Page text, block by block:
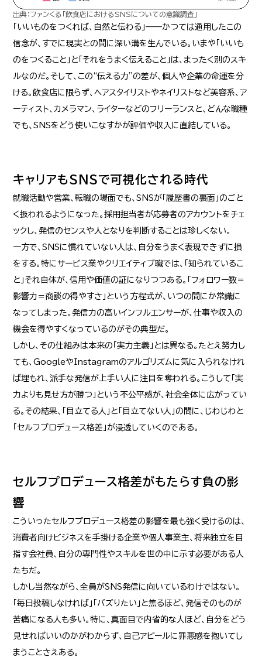
出典：ファンくる「飲食店におけるSNSについての意識調査」
「いいものをつくれば、自然と伝わる」——かつては通用したこの
信念が、すでに現実との間に深い溝を生んでいる。いまや「いいも
のをつくること」と「それをうまく伝えること」は、まったく別のスキ
ルなのだ。そして、この“伝える力”の差が、個人や企業の命運を分
ける。飲食店に限らず、ヘアスタイリストやネイリストなど美容系、ア
ーティスト、カメラマン、ライターなどのフリーランスと、どんな職種
でも、SNSをどう使いこなすかが評価や収入に直結している。
キャリアもSNSで可視化される時代
就職活動や営業、転職の場面でも、SNSが「履歴書の裏面」のごと
く扱われるようになった。採用担当者が応募者のアカウントをチェ
ックし、発信のセンスや人となりを判断することは珍しくない。
一方で、SNSに慣れていない人は、自分をうまく表現できずに損
をする。特にサービス業やクリエイティブ職では、「知られているこ
と」それ自体が、信用や価値の証になりつつある。「フォロワー数＝
影響力＝商談の得やすさ」という方程式が、いつの間にか常識に
なってしまった。発信力の高いインフルエンサーが、仕事や収入の
機会を得やすくなっているのがその典型だ。
しかし、その仕組みは本来の「実力主義」とは異なる。たとえ努力し
ても、GoogleやInstagramのアルゴリズムに気に入られなけれ
ば埋もれ、派手な発信が上手い人に注目を奪われる。こうして「実
力よりも見せ方が勝つ」という不公平感が、社会全体に広がってい
る。その結果、「目立てる人」と「目立てない人」の間に、じわじわと
「セルフプロデュース格差」が浸透していくのである。
セルフプロデュース格差がもたらす負の影
響
こういったセルフプロデュース格差の影響を最も強く受けるのは、
消費者向けビジネスを手掛ける企業や個人事業主、将来独立を目
指す会社員、自分の専門性やスキルを世の中に示す必要がある人
たちだ。
しかし当然ながら、全員がSNS発信に向いているわけではない。
「毎日投稿しなければ」「バズりたい」と焦るほど、発信そのものが
苦痛になる人も多い。特に、真面目で内省的な人ほど、自分をどう
見せればいいのかがわからず、自己アピールに罪悪感を抱いてし
まうことさえある。